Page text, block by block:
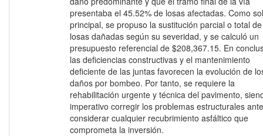
presentaba el 45.52% de losas afectadas. Como
principal, se propuso la sustitución parcial o total
losas dañadas según su severidad, y se calculó un
presupuesto referencial de $208,367.15. En
las deficiencias constructivas y el mantenimiento
deficiente de las juntas favorecen la evolución de
daños por bombeo. Por tanto, se requiere la
rehabilitación urgente y técnica del pavimento,
imperativo corregir los problemas estructurales
considerar cualquier recubrimiento asfáltico que
comprometa la inversión.